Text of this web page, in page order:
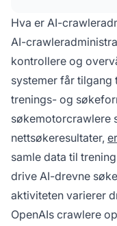
hvilke formål.
Hva er AI-
AI-
kontrollere og
systemer får
trenings- og
søkemotorcrawlere
nettsøkeresultater,
samle data til
drive AI-drevne
aktiviteten varierer
OpenAIs crawlere